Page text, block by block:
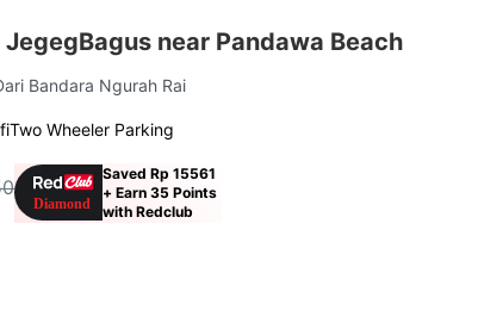
near Pandawa Beach
Bandara Ngurah Rai
Two Wheeler Parking
Saved Rp 15561
+ Earn 35 Points
with Redclub